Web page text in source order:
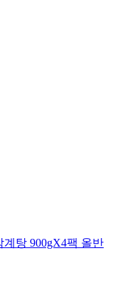
탕 900gX4팩 올반